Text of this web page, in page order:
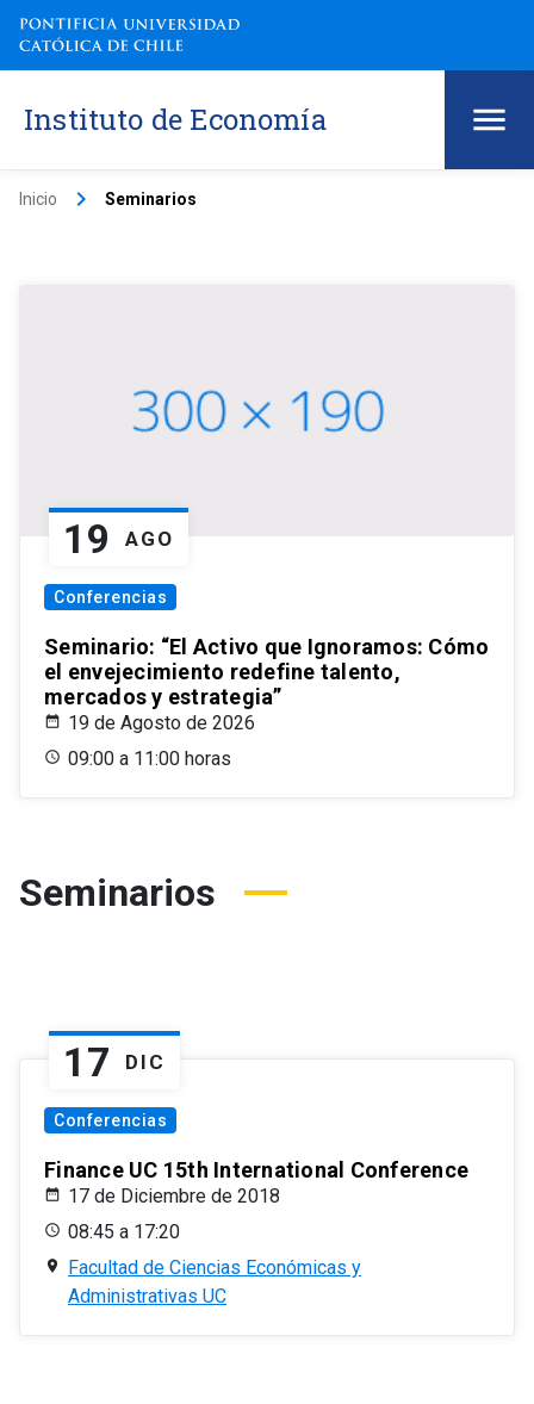
Instituto de Economía
Inicio keyboard_arrow_right Seminarios
19 AGO
Conferencias
Seminario: “El Activo que Ignoramos: Cómo
el envejecimiento redefine talento,
mercados y estrategia”
19 de Agosto de 2026
09:00 a 11:00 horas
Seminarios
17 DIC
Conferencias
Finance UC 15th International Conference
17 de Diciembre de 2018
08:45 a 17:20
Facultad de Ciencias Económicas y
Administrativas UC